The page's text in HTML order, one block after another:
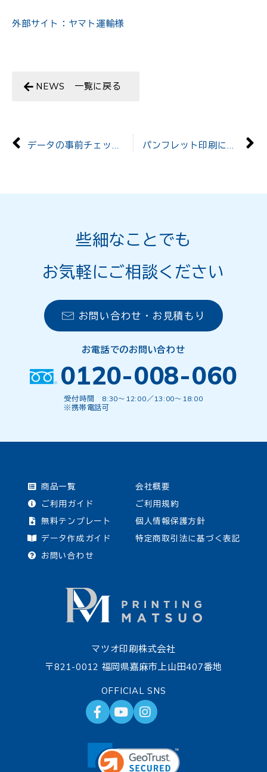
外部サイト：ヤマト運輸様
NEWS 一覧に戻る
データの事前チェック専用入稿フォームが出来ました パンフレット印刷に特殊紙Mr.Bの135kgを追加しました
些細なことでも
お気軽にご相談ください
お問い合わせ・お見積もり
お電話でのお問い合わせ
0120-008-060
受付時間 8:30〜12:00／13:00〜18:00
※携帯電話可
マツオ印刷株式会社
〒821-0012 福岡県嘉麻市上山田407番地
OFFICIAL SNS
商品一覧
ご利用ガイド
無料テンプレート
データ作成ガイド
お問い合わせ
会社概要
ご利用規約
個人情報保護方針
特定商取引法に基づく表記